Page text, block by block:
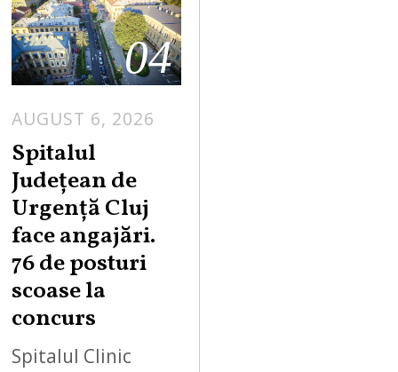
04
AUGUST 6, 2026
Spitalul
Județean de
Urgență Cluj
face angajări.
76 de posturi
scoase la
concurs
Spitalul Clinic